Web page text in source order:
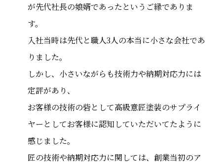
が先代社長の娘婿であったというご縁でありま
す。
入社当時は先代と職人3人の本当に小さな会社であ
りました。
しかし、小さいながらも技術力や納期対応力には
定評があり、
お客様の技術の砦として高級意匠塗装のサプライ
ヤーとしてお客様に認知していただいてたように
感じました。
匠の技術や納期対応力に関しては、創業当初のア